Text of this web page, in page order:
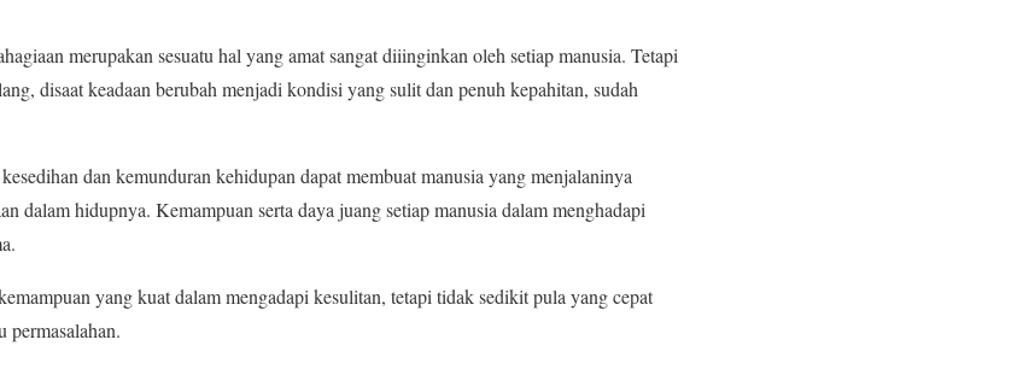
merupakan sesuatu hal yang amat sangat diiinginkan oleh setiap manusia. Tetapi
disaat keadaan berubah menjadi kondisi yang sulit dan penuh kepahitan, sudah
dan kemunduran kehidupan dapat membuat manusia yang menjalaninya
dalam hidupnya. Kemampuan serta daya juang setiap manusia dalam menghadapi
yang kuat dalam mengadapi kesulitan, tetapi tidak sedikit pula yang cepat
permasalahan.